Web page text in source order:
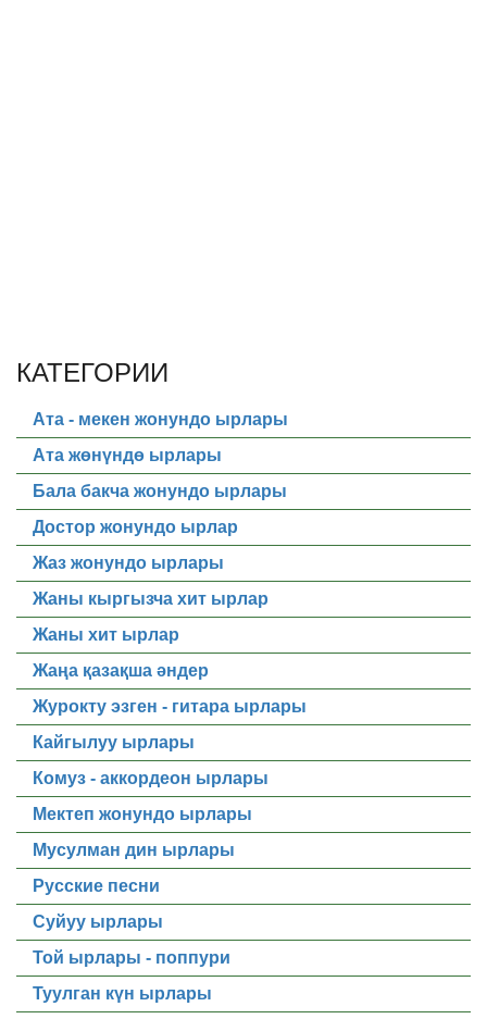
КАТЕГОРИИ
Ата - мекен жонундо ырлары
Ата жөнүндө ырлары
Бала бакча жонундо ырлары
Достор жонундо ырлар
Жаз жонундо ырлары
Жаны кыргызча хит ырлар
Жаны хит ырлар
Жаңа қазақша әндер
Журокту эзген - гитара ырлары
Кайгылуу ырлары
Комуз - аккордеон ырлары
Мектеп жонундо ырлары
Мусулман дин ырлары
Русские песни
Суйуу ырлары
Той ырлары - поппури
Туулган күн ырлары